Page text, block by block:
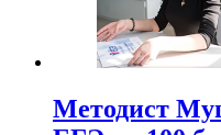
Методист